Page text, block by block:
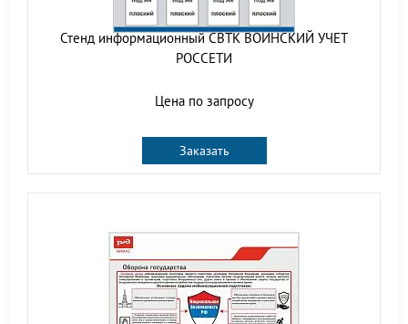
Стенд информационный СВТК ВОИНСКИЙ УЧЕТ
РОССЕТИ
Цена по запросу
Заказать